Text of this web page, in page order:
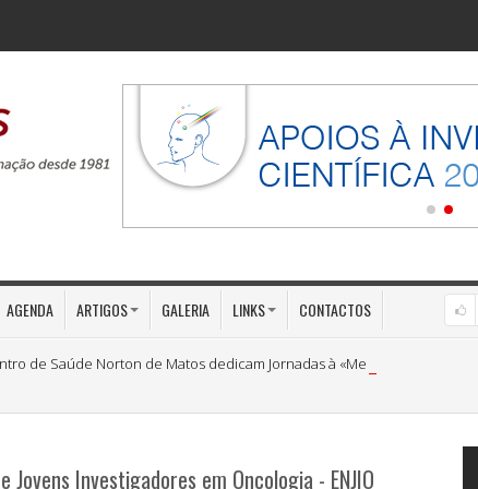
AGENDA ARTIGOS GALERIA LINKS CONTACTOS
de Saúde Norton de Matos dedicam Jornadas à «Medicina Preventiva»
Jovens Investigadores em Oncologia - ENJIO